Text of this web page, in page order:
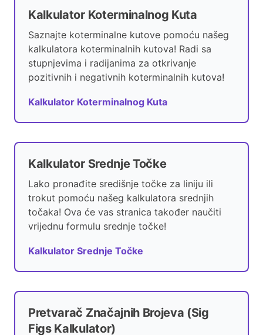
Kalkulator Koterminalnog Kuta
Saznajte koterminalne kutove pomoću našeg
kalkulatora koterminalnih kutova! Radi sa
stupnjevima i radijanima za otkrivanje
pozitivnih i negativnih koterminalnih kutova!
Kalkulator Koterminalnog Kuta
Kalkulator Srednje Točke
Lako pronađite središnje točke za liniju ili
trokut pomoću našeg kalkulatora srednjih
točaka! Ova će vas stranica također naučiti
vrijednu formulu srednje točke!
Kalkulator Srednje Točke
Pretvarač Značajnih Brojeva (Sig
Figs Kalkulator)